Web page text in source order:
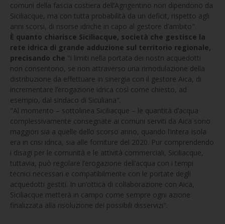
comuni della fascia costiera dell’Agrigentino non dipendono da
Siciliacque, ma con tutta probabilità da un deficit, rispetto agli
anni scorsi, di risorse idriche in capo al gestore d’ambito".
È quanto chiarisce Siciliacque, società che gestisce la
rete idrica di grande adduzione sul territorio regionale,
precisando che "i limiti nella portata dei nostri acquedotti
non consentono, se non attraverso una rimodulazione della
distribuzione da effettuare in sinergia con il gestore Aica, di
incrementare l’erogazione idrica così come chiesto, ad
esempio, dal sindaco di Siculiana".
"Al momento – sottolinea Siciliacque – le quantità d’acqua
complessivamente consegnate ai comuni serviti da Aica sono
maggiori sia a quelle dello scorso anno, quando l’intera Isola
era in crisi idrica, sia alle forniture del 2020. Pur comprendendo
i disagi per le comunità e le attività commerciali, Siciliacque,
tuttavia, può regolare l’erogazione dell’acqua con i tempi
tecnici necessari e compatibilmente con le portate degli
acquedotti gestiti. In un’ottica di collaborazione con Aica,
Siciliacque metterà in campo come sempre ogni azione
finalizzata alla risoluzione dei possibili disservizi".